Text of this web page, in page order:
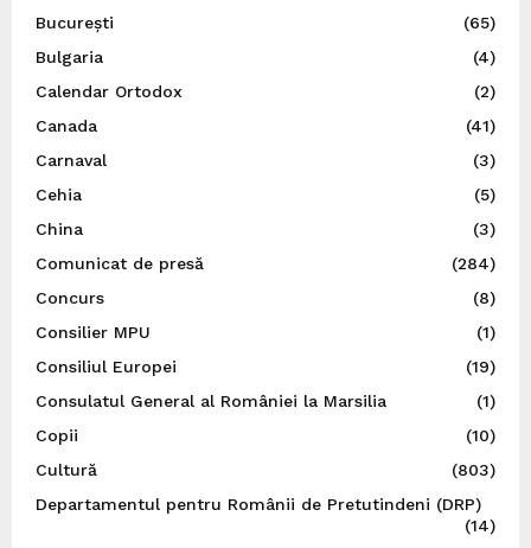
București
(65)
Bulgaria
(4)
Calendar Ortodox
(2)
Canada
(41)
Carnaval
(3)
Cehia
(5)
China
(3)
Comunicat de presă
(284)
Concurs
(8)
Consilier MPU
(1)
Consiliul Europei
(19)
Consulatul General al României la Marsilia
(1)
Copii
(10)
Cultură
(803)
Departamentul pentru Românii de Pretutindeni (DRP)
(14)